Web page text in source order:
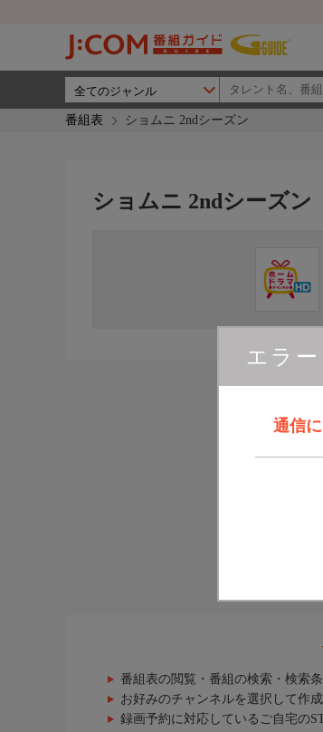
番組表 ショムニ 2ndシーズン
エラー
通信
ショムニ 2ndシーズン
番組表の閲覧・番組の検索・検索
お好みのチャンネルを選択して作
録画予約に対応しているご自宅の